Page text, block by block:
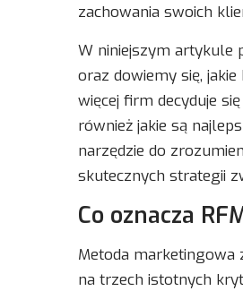
zachowania swoich
W niniejszym artykule
oraz dowiemy się,
więcej firm decyduje
również jakie są
narzędzie do
skutecznych strategii
Co oznacza
Metoda marketingowa
na trzech istotnych